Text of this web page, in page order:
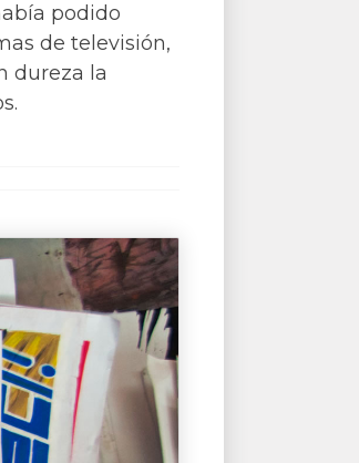
podido
de televisión,
dureza la